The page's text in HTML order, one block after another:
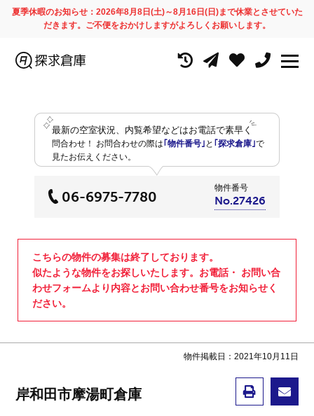
夏季休暇のお知らせ：2026年8月8日(土)～8月16日(日)まで休業とさせていた
だきます。ご不便をおかけしますがよろしくお願いします。
最新の空室状況、内覧希望などはお電話で素早く
問合わせ！ お問合わせの際は ｢物件番号｣ と ｢探求倉庫｣で
見たお伝えください。
06-6975-7780
物件番号
No.27426
こちらの物件の募集は終了しております。
似たような物件をお探しいたします。お電話・ お問い合
わせフォームより内容とお問い合わせ番号をお知らせく
ださい。
物件掲載日：2021年10月11日
岸和田市摩湯町倉庫